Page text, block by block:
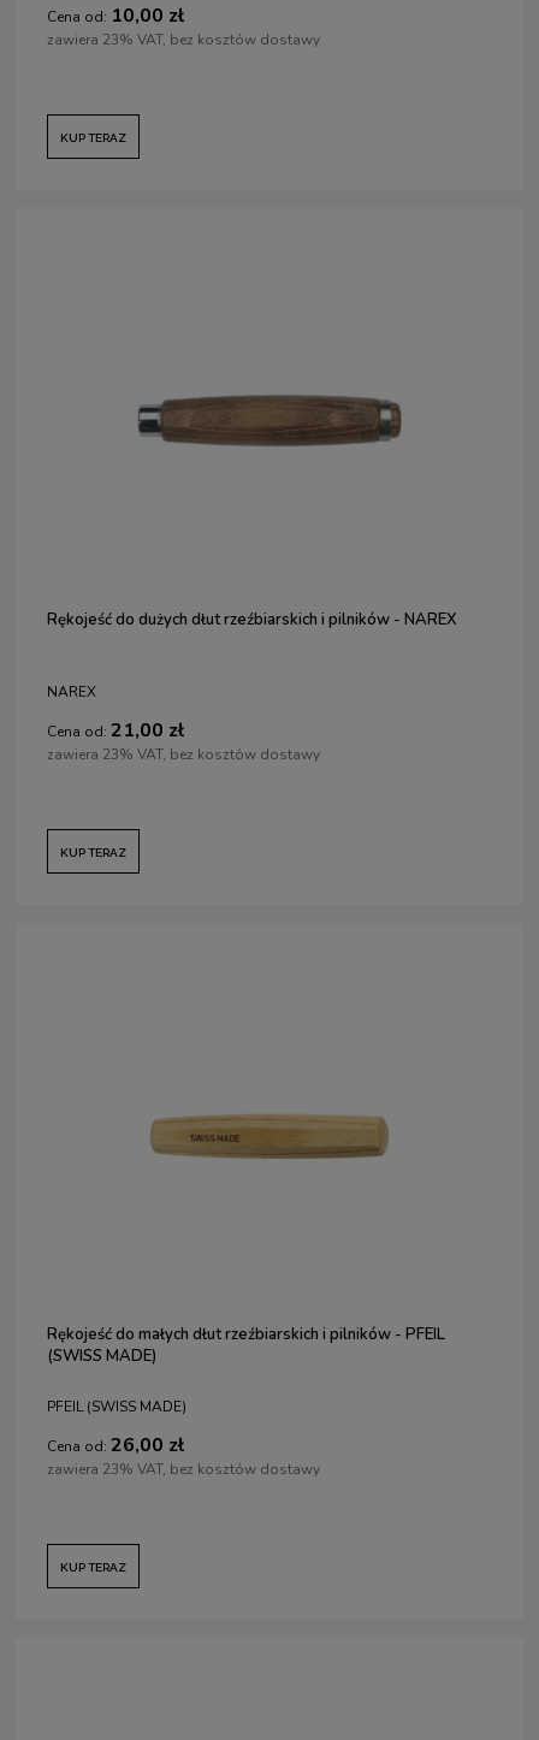
Cena od: 10,00 zł
zawiera 23% VAT, bez kosztów dostawy
KUP TERAZ
Rękojeść do dużych dłut rzeźbiarskich i pilników - NAREX
NAREX
Cena od: 21,00 zł
zawiera 23% VAT, bez kosztów dostawy
KUP TERAZ
Rękojeść do małych dłut rzeźbiarskich i pilników - PFEIL
(SWISS MADE)
PFEIL (SWISS MADE)
Cena od: 26,00 zł
zawiera 23% VAT, bez kosztów dostawy
KUP TERAZ